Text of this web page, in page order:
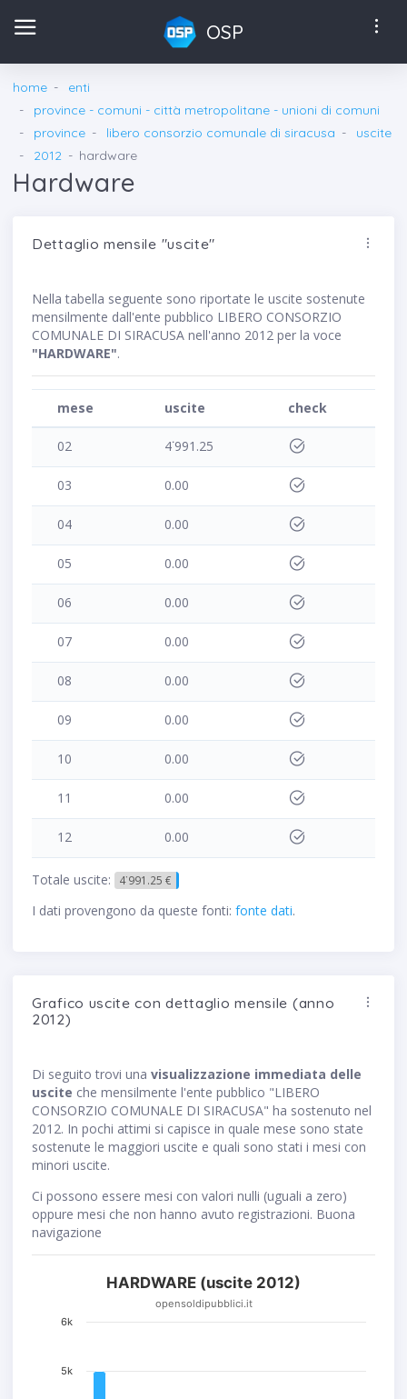
OSP
home
enti
province - comuni - città metropolitane - unioni di comuni
province
libero consorzio comunale di siracusa
uscite
2012
hardware
Hardware
Dettaglio mensile "uscite"
Nella tabella seguente sono riportate le uscite sostenute
mensilmente dall'ente pubblico LIBERO CONSORZIO
COMUNALE DI SIRACUSA nell'anno 2012 per la voce
"HARDWARE".
mese uscite check
02 4˙991.25
03 0.00
04 0.00
05 0.00
06 0.00
07 0.00
08 0.00
09 0.00
10 0.00
11 0.00
12 0.00
Totale uscite: 4˙991.25 €
I dati provengono da queste fonti: fonte dati.
Grafico uscite con dettaglio mensile (anno
2012)
Di seguito trovi una visualizzazione immediata delle
uscite che mensilmente l'ente pubblico "LIBERO
CONSORZIO COMUNALE DI SIRACUSA" ha sostenuto nel
2012. In pochi attimi si capisce in quale mese sono state
sostenute le maggiori uscite e quali sono stati i mesi con
minori uscite.
Ci possono essere mesi con valori nulli (uguali a zero)
oppure mesi che non hanno avuto registrazioni. Buona
navigazione
HARDWARE (uscite 2012)
opensoldipubblici.it
5k
6k